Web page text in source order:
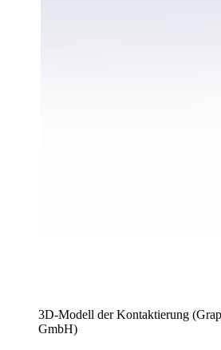
3D-Modell der Kontaktierung
GmbH)